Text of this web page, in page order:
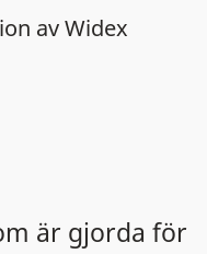
av Widex
är gjorda för